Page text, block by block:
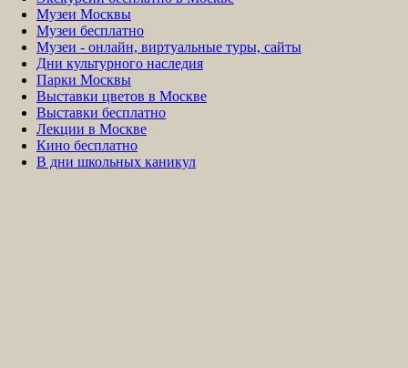
Музеи Москвы
Музеи бесплатно
Музеи - онлайн, виртуальные туры, сайты
Дни культурного наследия
Парки Москвы
Выставки цветов в Москве
Выставки бесплатно
Лекции в Москве
Кино бесплатно
В дни школьных каникул